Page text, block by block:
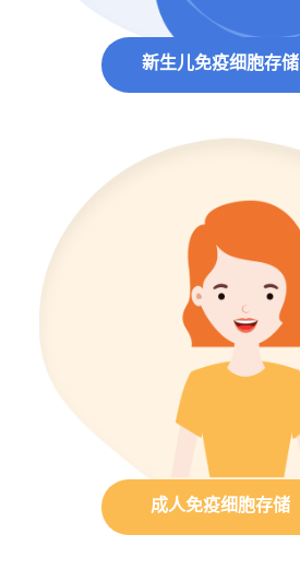
新生儿免疫细胞存储
成人免疫细胞存储